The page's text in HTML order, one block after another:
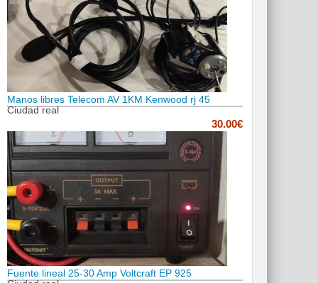
Manos libres Telecom AV 1KM Kenwood rj 45
Ciudad real
30.00€
Fuente lineal 25-30 Amp Voltcraft EP 925